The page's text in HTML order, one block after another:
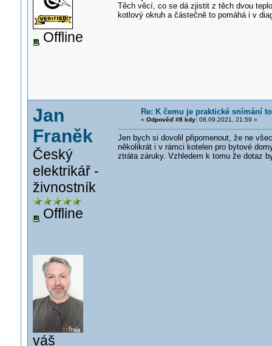
Offline
Těch věcí, co se dá zjistit z těch dvou
kotlový okruh a částečně to pomáhá i v
Jan
Franěk
Český
elektrikář -
živnostník
Offline
váš
Re: K čemu je praktické snímání
« Odpověď #8 kdy:08.09.2021, 21:59 »
Jen bych si dovolil připomenout, že ne
několikrát i v rámci kotelen pro bytové
ztráta záruky. Vzhledem k tomu že dotaz